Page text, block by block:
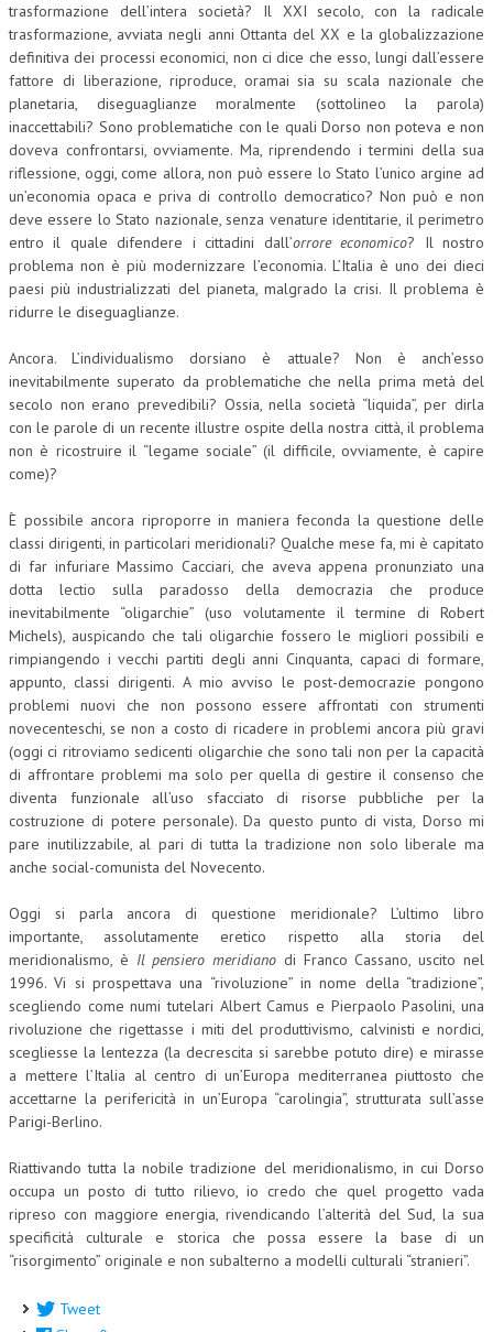
DIRITTO DEL LAVORO
DIRITTO DEL WEB
DIRITTO DELLE IMPRESE IN CRISI
CRIMINOLOGIA E CRIMINALISTICA
SICUREZZA SUL LAVORO
DIRITTO TRIBUTARIO
FISCALITÀ INTERNAZIONALE
CRIMINOLOGIA TRIBUTARIA
CFC E PARADISI FISCALI
TRANSFER PRICING
AMMINISTRATIVA
GIURISPRUDENZA
EUROPEA
COSTITUZIONALE
CIVILE
TRIBUTARIA
PENALE
NEWS
ARCHIVIO EVENTI (FINO AL 2022)
CORSI ENTI TERZI
PUBBLICAZIONI
BOLLETTINO FINANZIAMENTI
TELEGRAM
MANUALI E MONOGRAFIE
TESI DI LAUREA
MATERIALE DIDATTICO
INVITI E PROMOZIONI
trasformazione dell’intera società? Il XXI secolo, con la radicale
trasformazione, avviata negli anni Ottanta del XX e la globalizzazione
definitiva dei processi economici, non ci dice che esso, lungi dall’essere
fattore di liberazione, riproduce, oramai sia su scala nazionale che
planetaria, diseguaglianze moralmente (sottolineo la parola)
inaccettabili? Sono problematiche con le quali Dorso non poteva e non
doveva confrontarsi, ovviamente. Ma, riprendendo i termini della sua
riflessione, oggi, come allora, non può essere lo Stato l’unico argine ad
un’economia opaca e priva di controllo democratico? Non può e non
deve essere lo Stato nazionale, senza venature identitarie, il perimetro
entro il quale difendere i cittadini dall’orrore economico? Il nostro
problema non è più modernizzare l’economia. L’Italia è uno dei dieci
paesi più industrializzati del pianeta, malgrado la crisi. Il problema è
ridurre le diseguaglianze.
Ancora. L’individualismo dorsiano è attuale? Non è anch’esso
inevitabilmente superato da problematiche che nella prima metà del
secolo non erano prevedibili? Ossia, nella società “liquida”, per dirla
con le parole di un recente illustre ospite della nostra città, il problema
non è ricostruire il “legame sociale” (il difficile, ovviamente, è capire
come)?
È possibile ancora riproporre in maniera feconda la questione delle
classi dirigenti, in particolari meridionali? Qualche mese fa, mi è capitato
di far infuriare Massimo Cacciari, che aveva appena pronunziato una
dotta lectio sulla paradosso della democrazia che produce
inevitabilmente “oligarchie” (uso volutamente il termine di Robert
Michels), auspicando che tali oligarchie fossero le migliori possibili e
rimpiangendo i vecchi partiti degli anni Cinquanta, capaci di formare,
appunto, classi dirigenti. A mio avviso le post-democrazie pongono
problemi nuovi che non possono essere affrontati con strumenti
novecenteschi, se non a costo di ricadere in problemi ancora più gravi
(oggi ci ritroviamo sedicenti oligarchie che sono tali non per la capacità
di affrontare problemi ma solo per quella di gestire il consenso che
diventa funzionale all’uso sfacciato di risorse pubbliche per la
costruzione di potere personale). Da questo punto di vista, Dorso mi
pare inutilizzabile, al pari di tutta la tradizione non solo liberale ma
anche social-comunista del Novecento.
Oggi si parla ancora di questione meridionale? L’ultimo libro
importante, assolutamente eretico rispetto alla storia del
meridionalismo, è Il pensiero meridiano di Franco Cassano, uscito nel
1996. Vi si prospettava una “rivoluzione” in nome della “tradizione”,
scegliendo come numi tutelari Albert Camus e Pierpaolo Pasolini, una
rivoluzione che rigettasse i miti del produttivismo, calvinisti e nordici,
scegliesse la lentezza (la decrescita si sarebbe potuto dire) e mirasse
a mettere l’Italia al centro di un’Europa mediterranea piuttosto che
accettarne la perifericità in un’Europa “carolingia”, strutturata sull’asse
Parigi-Berlino.
Riattivando tutta la nobile tradizione del meridionalismo, in cui Dorso
occupa un posto di tutto rilievo, io credo che quel progetto vada
ripreso con maggiore energia, rivendicando l’alterità del Sud, la sua
specificità culturale e storica che possa essere la base di un
“risorgimento” originale e non subalterno a modelli culturali “stranieri”.
Tweet